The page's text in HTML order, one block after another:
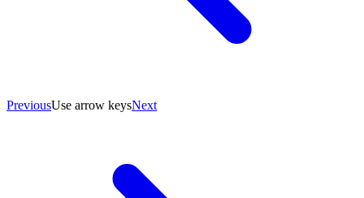
PreviousUse arrow keysNext